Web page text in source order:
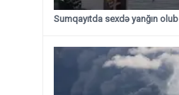
Sumqayıtda sexdə yanğın olub